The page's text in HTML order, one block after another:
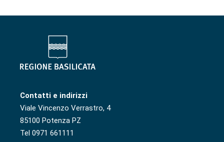
Contatti e indirizzi
Viale Vincenzo Verrastro, 4
85100 Potenza PZ
Tel 0971 661111